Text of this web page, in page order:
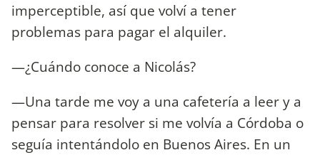
imperceptible, así que volví a tener
problemas para pagar el alquiler.
—¿Cuándo conoce a Nicolás?
—Una tarde me voy a una cafetería a leer y a
pensar para resolver si me volvía a Córdoba o
seguía intentándolo en Buenos Aires. En un